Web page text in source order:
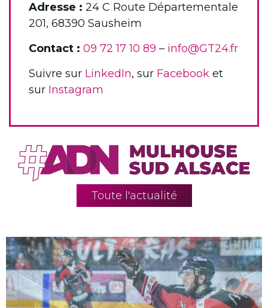
Adresse : 24 C Route Départementale
201, 68390 Sausheim
Contact : 09 72 17 10 89 – info@GT24.fr
Suivre sur LinkedIn, sur Facebook et
sur Instagram
Toute l'actualité